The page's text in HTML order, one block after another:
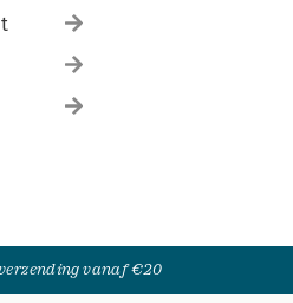
vanaf €20